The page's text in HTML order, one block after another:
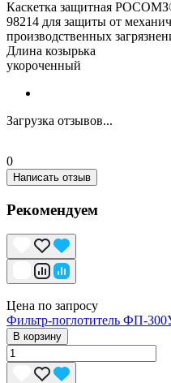
Каскетка защитная
98214 для защиты от
производственных
Длина козырька
укороченный
Загрузка отзывов...
0
Написать отзыв
Рекомендуем
Цена по запросу
Фильтр-поглотитель ФП-
В корзину